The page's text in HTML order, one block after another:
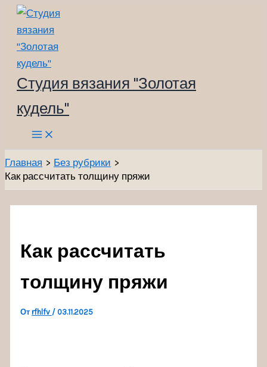
Перейти
содержимому
Студия вязания "Золотая
кудель"
Main
Menu
Главная
Без рубрики
Как рассчитать толщину пряжи
Как рассчитать
толщину пряжи
Отrfhlfv / 03.11.2025